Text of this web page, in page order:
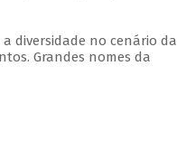
diversidade no cenário da
Grandes nomes da